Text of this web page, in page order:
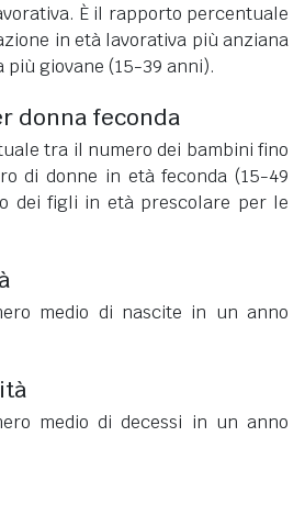
È il rapporto percentuale
in età lavorativa più anziana
giovane (15-39 anni).
donna feconda
tra il numero dei bambini fino
di donne in età feconda (15-49
dei figli in età prescolare per le
medio di nascite in un anno
medio di decessi in un anno